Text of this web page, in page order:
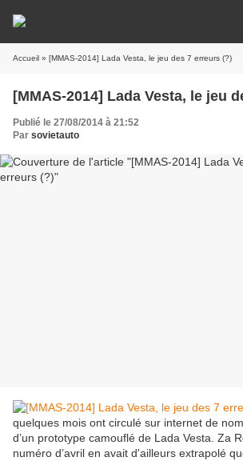
Accueil » [MMAS-2014] Lada Vesta, le jeu des 7 erreurs (?)
[MMAS-2014] Lada Vesta, le jeu
Publié le 27/08/2014 à 21:52
Par sovietauto
quelques mois ont circulé sur internet de
d’un prototype camouflé de Lada Vesta. Za
numéro d’avril en avait d'ailleurs extrapolé